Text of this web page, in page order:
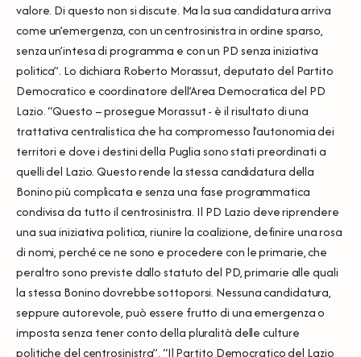
valore. Di questo non si discute. Ma la sua candidatura arriva
come un’emergenza, con un centrosinistra in ordine sparso,
senza un’intesa di programma e con un PD senza iniziativa
politica”. Lo dichiara Roberto Morassut, deputato del Partito
Democratico e coordinatore dell’Area Democratica del PD
Lazio. “Questo – prosegue Morassut - è il risultato di una
trattativa centralistica che ha compromesso l’autonomia dei
territori e dove i destini della Puglia sono stati preordinati a
quelli del Lazio. Questo rende la stessa candidatura della
Bonino più complicata e senza una fase programmatica
condivisa da tutto il centrosinistra. Il PD Lazio deve riprendere
una sua iniziativa politica, riunire la coalizione, definire una rosa
di nomi, perché ce ne sono e procedere con le primarie, che
peraltro sono previste dallo statuto del PD, primarie alle quali
la stessa Bonino dovrebbe sottoporsi. Nessuna candidatura,
seppure autorevole, può essere frutto di una emergenza o
imposta senza tener conto della pluralità delle culture
politiche del centrosinistra”. “Il Partito Democratico del Lazio